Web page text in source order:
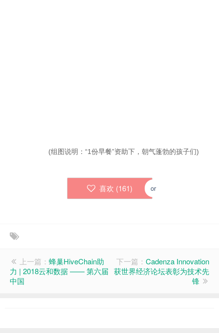
(组图说明：“1份早餐”资助下，朝气蓬勃的孩子们)
喜欢 (161) or
上一篇： 蜂巢HiveChain助
力 | 2018云和数据 —— 第六届
中国
下一篇： Cadenza Innovation
获世界经济论坛表彰为技术先
锋